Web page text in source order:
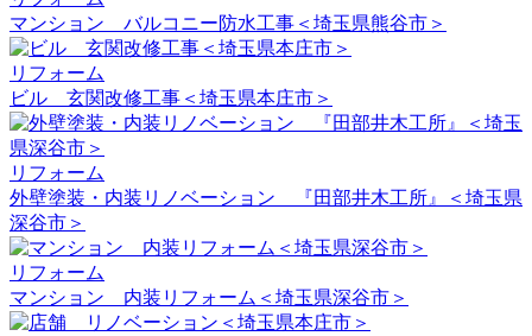
マンション バルコニー防水工事＜埼玉県熊谷市＞
リフォーム
ビル 玄関改修工事＜埼玉県本庄市＞
リフォーム
外壁塗装・内装リノベーション 『田部井木工所』＜埼玉県
深谷市＞
リフォーム
マンション 内装リフォーム＜埼玉県深谷市＞